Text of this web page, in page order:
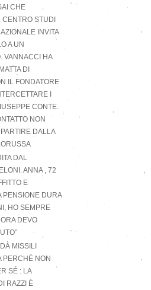
CHE
STUDI
INVITA
A UN
VANNACCI HA
DI
IL FONDATORE
I
CONTE.
NON
DALLA
DAL
ANNA , 72
E
PENSIONE DURA
HO SEMPRE
DEVO
MISSILI
PERCHÉ NON
SÉ : LA
RAZZI È